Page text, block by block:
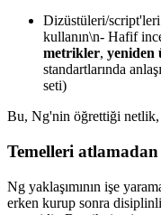
Dizüstüleri/
kullanın\n- Hafif
metrikler,
standartlarında
seti)
Bu, Ng'nin öğrettiği netlik,
Temelleri atlamadan
Ng yaklaşımının işe
erken kurup sonra